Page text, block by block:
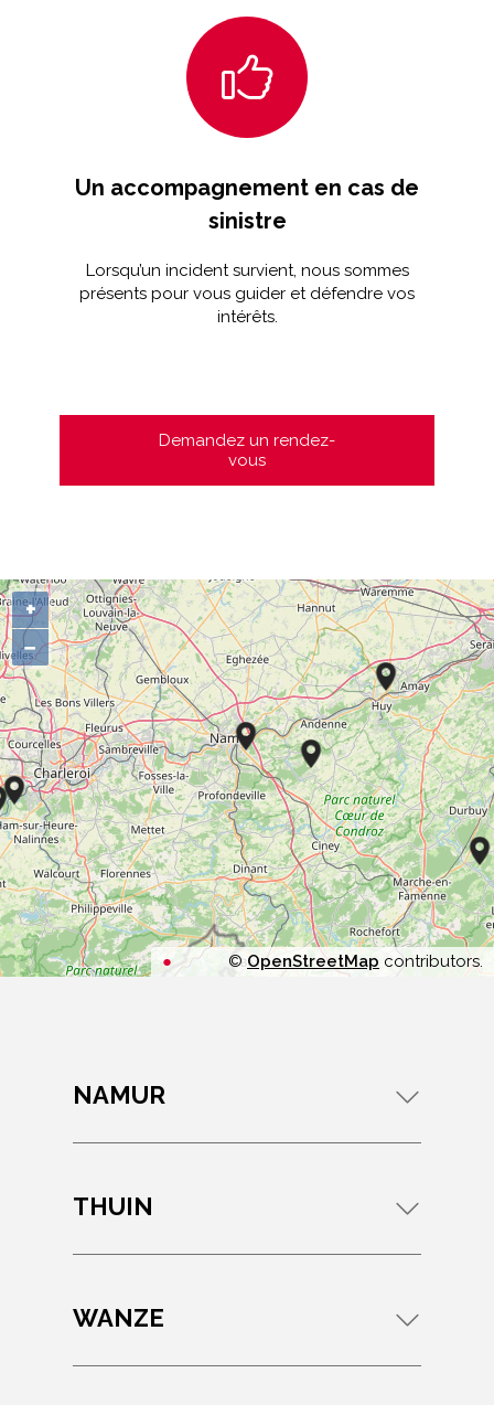
Un accompagnement en cas de
sinistre
Lorsqu’un incident survient, nous sommes
présents pour vous guider et défendre vos
intérêts.
Demandez un rendez-
vous
+
−
©OpenStreetMap contributors.
NAMUR
THUIN
WANZE